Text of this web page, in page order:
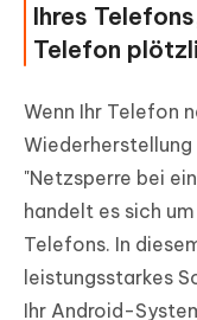
Ihres
Telefon
Wenn Ihr Telefon
"Netzsperre bei
handelt es sich
Telefons. In
leistungsstarkes
Ihr Android-